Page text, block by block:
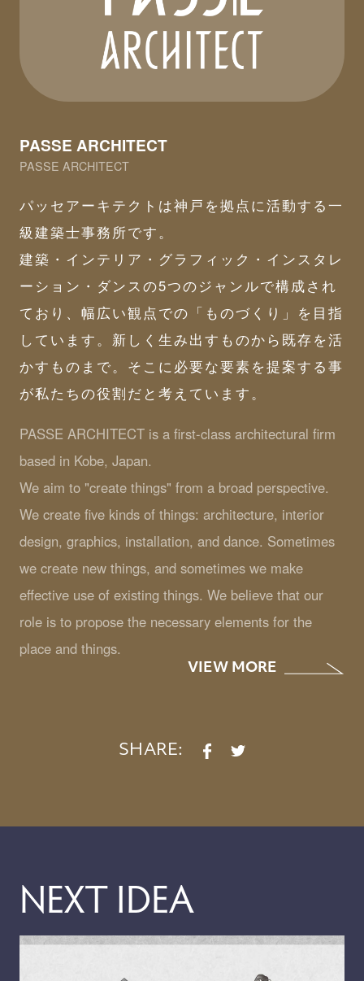
PASSE ARCHITECT
PASSE ARCHITECT
パッセアーキテクトは神戸を拠点に活動する一
級建築士事務所です。
建築・インテリア・グラフィック・インスタレ
ーション・ダンスの5つのジャンルで構成され
ており、幅広い観点での「ものづくり」を目指
しています。新しく生み出すものから既存を活
かすものまで。そこに必要な要素を提案する事
が私たちの役割だと考えています。
PASSE ARCHITECT is a first-class architectural firm
based in Kobe, Japan.
We aim to "create things" from a broad perspective.
We create five kinds of things: architecture, interior
design, graphics, installation, and dance. Sometimes
we create new things, and sometimes we make
effective use of existing things. We believe that our
role is to propose the necessary elements for the
place and things.
VIEW MORE
SHARE:
NEXT IDEA